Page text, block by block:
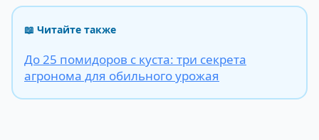
📖 Читайте также
До 25 помидоров с куста: три секрета
агронома для обильного урожая